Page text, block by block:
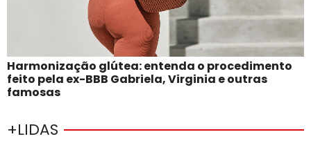
Harmonização glútea: entenda o procedimento
feito pela ex-BBB Gabriela, Virginia e outras
famosas
+LIDAS